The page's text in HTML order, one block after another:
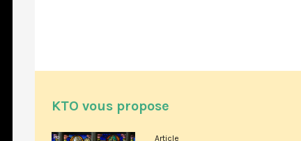
KTO vous propose
Article